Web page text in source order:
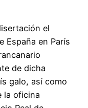
el
España en París
de dicha
galo, así como
la oficina